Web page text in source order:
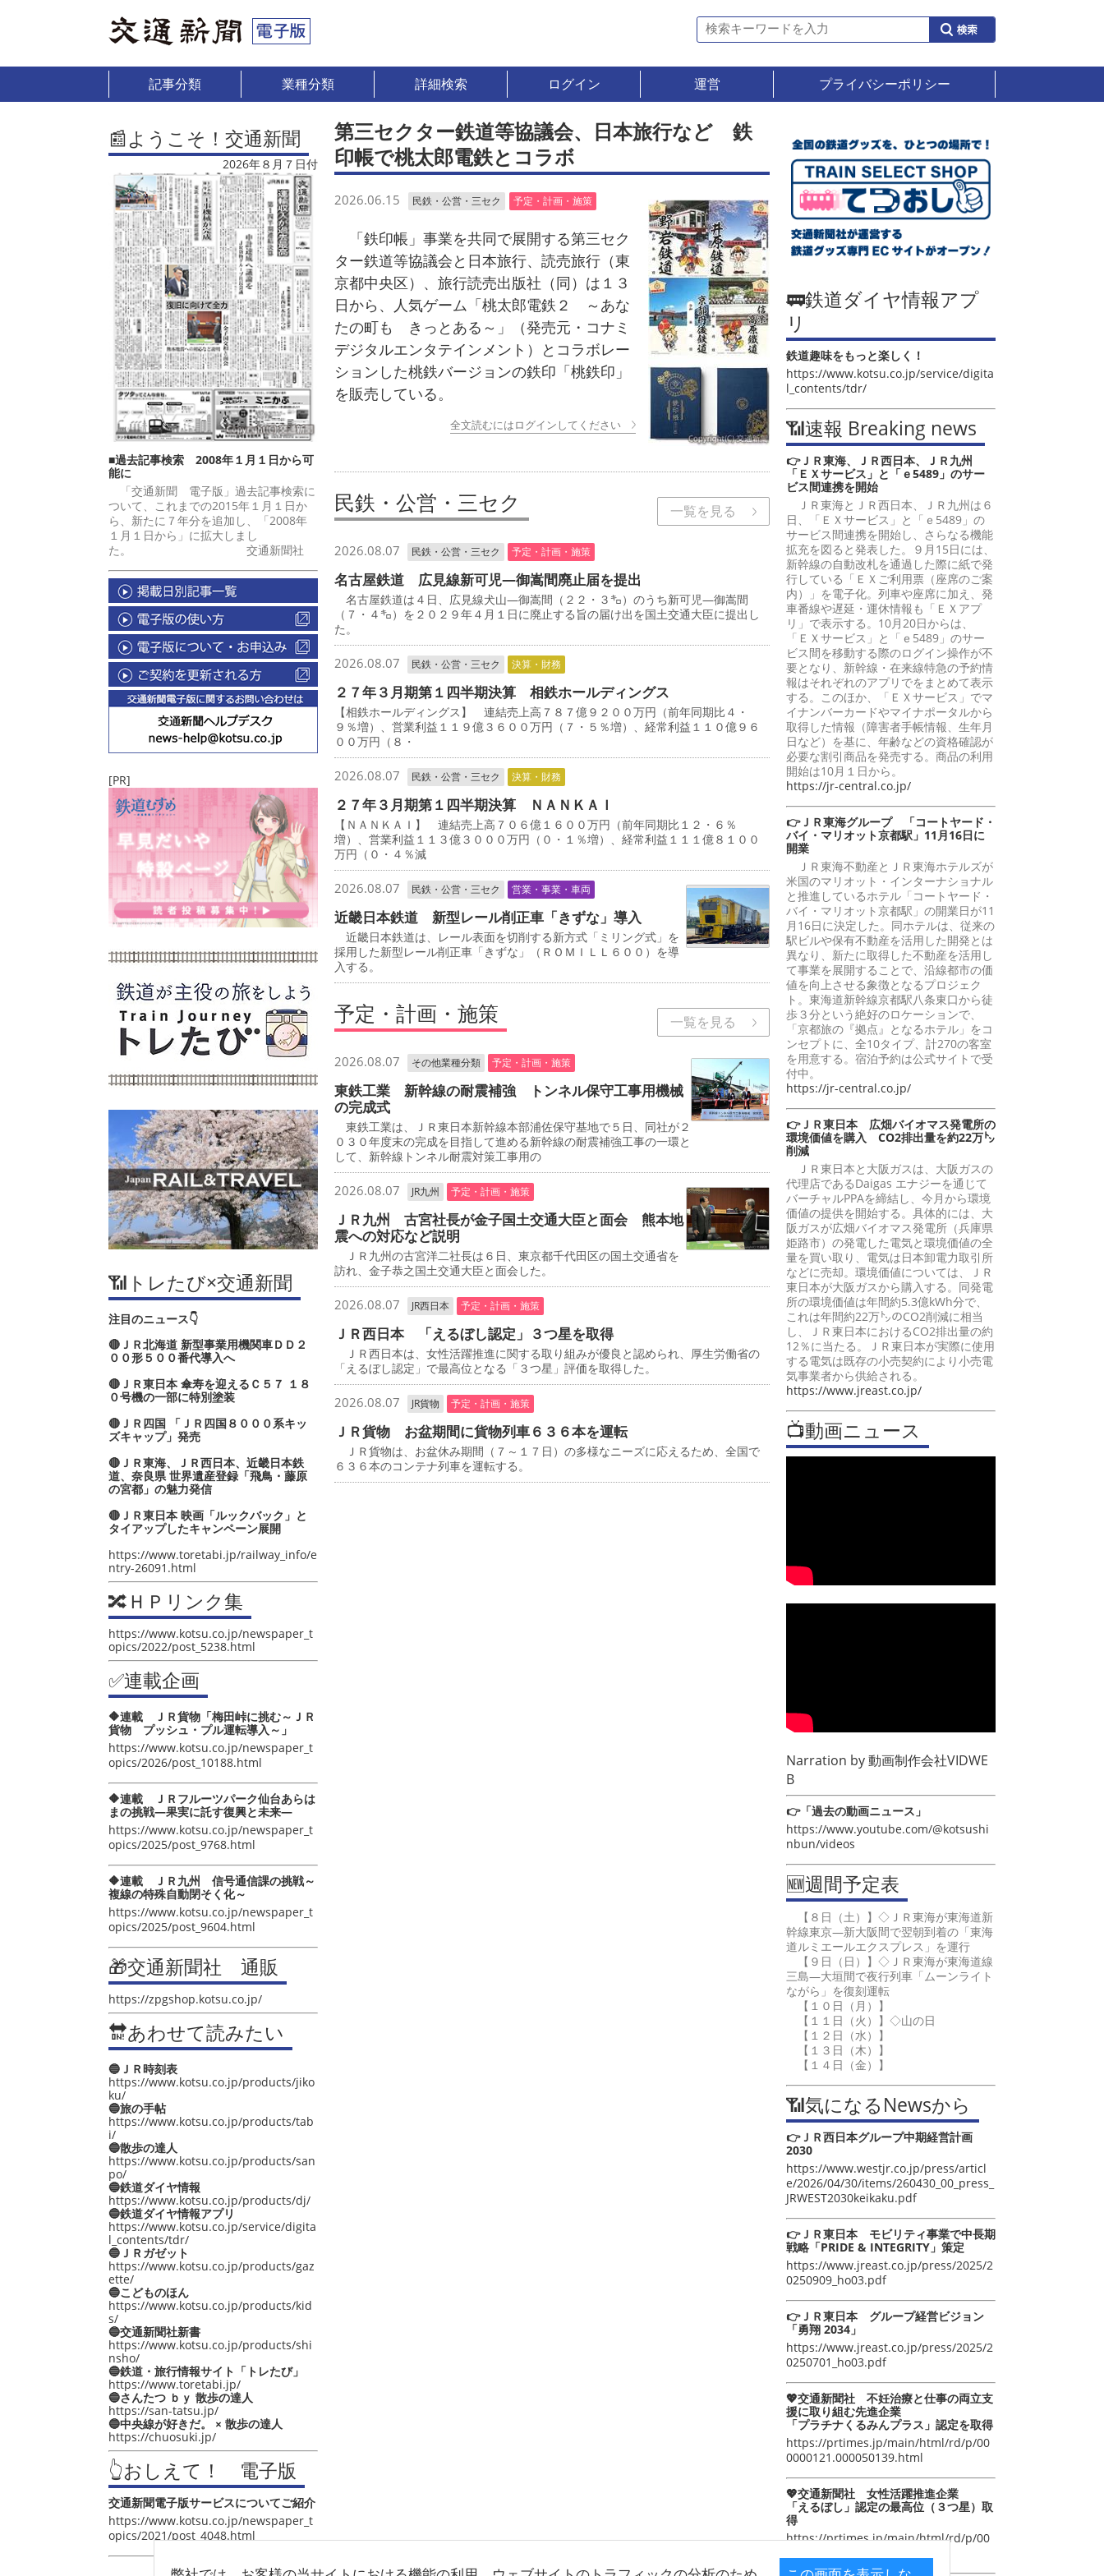
記事分類 業種分類 詳細検索 ログイン 運営 プライバシーポリシー
📰ようこそ！交通新聞
2026年８月７日付
■過去記事検索 2008年１月１日から可
能に
「交通新聞 電子版」過去記事検索に
ついて、これまでの2015年１月１日か
ら、新たに７年分を追加し、「2008年
１月１日から」に拡大しまし
た。 交通新聞社
[PR]
📶トレたび×交通新聞
注目のニュース👇
🔴ＪＲ北海道 新型事業用機関車ＤＤ２
００形５００番代導入へ
🔴ＪＲ東日本 傘寿を迎えるＣ５７ １８
０号機の一部に特別塗装
🔴ＪＲ四国 「ＪＲ四国８０００系キッ
ズキャップ」発売
🔴ＪＲ東海、ＪＲ西日本、近畿日本鉄
道、奈良県 世界遺産登録「飛鳥・藤原
の宮都」の魅力発信
🔴ＪＲ東日本 映画「ルックバック」と
タイアップしたキャンペーン展開
https://www.toretabi.jp/railway_info/e
ntry-26091.html
🔀ＨＰリンク集
https://www.kotsu.co.jp/newspaper_t
opics/2022/post_5238.html
✅連載企画
🔶連載 ＪＲ貨物「梅田峠に挑む～ＪＲ
貨物 プッシュ・プル運転導入～」
https://www.kotsu.co.jp/newspaper_t
opics/2026/post_10188.html
🔶連載 ＪＲフルーツパーク仙台あらは
まの挑戦―果実に託す復興と未来―
https://www.kotsu.co.jp/newspaper_t
opics/2025/post_9768.html
🔶連載 ＪＲ九州 信号通信課の挑戦～
複線の特殊自動閉そく化～
https://www.kotsu.co.jp/newspaper_t
opics/2025/post_9604.html
🎁交通新聞社 通販
https://zpgshop.kotsu.co.jp/
🔛あわせて読みたい
🔵ＪＲ時刻表
https://www.kotsu.co.jp/products/jiko
ku/
🔵旅の手帖
https://www.kotsu.co.jp/products/tab
i/
🔵散歩の達人
https://www.kotsu.co.jp/products/san
po/
🔵鉄道ダイヤ情報
https://www.kotsu.co.jp/products/dj/
🔵鉄道ダイヤ情報アプリ
https://www.kotsu.co.jp/service/digita
l_contents/tdr/
🔵ＪＲガゼット
https://www.kotsu.co.jp/products/gaz
ette/
🔵こどものほん
https://www.kotsu.co.jp/products/kid
s/
🔵交通新聞社新書
https://www.kotsu.co.jp/products/shi
nsho/
🔵鉄道・旅行情報サイト「トレたび」
https://www.toretabi.jp/
🔵さんたつ ｂｙ 散歩の達人
https://san-tatsu.jp/
🔵中央線が好きだ。 × 散歩の達人
https://chuosuki.jp/
👆おしえて！ 電子版
交通新聞電子版サービスについてご紹介
https://www.kotsu.co.jp/newspaper_t
opics/2021/post_4048.html
第三セクター鉄道等協議会、日本旅行など 鉄
印帳で桃太郎電鉄とコラボ
2026.06.15 民鉄・公営・三セク 予定・計画・施策
「鉄印帳」事業を共同で展開する第三セク
ター鉄道等協議会と日本旅行、読売旅行（東
京都中央区）、旅行読売出版社（同）は１３
日から、人気ゲーム「桃太郎電鉄２ ～あな
たの町も きっとある～」（発売元・コナミ
デジタルエンタテインメント）とコラボレー
ションした桃鉄バージョンの鉄印「桃鉄印」
を販売している。
全文読むにはログインしてください
民鉄・公営・三セク 一覧を見る
2026.08.07 民鉄・公営・三セク 予定・計画・施策
名古屋鉄道 広見線新可児―御嵩間廃止届を提出
名古屋鉄道は４日、広見線犬山―御嵩間（２２・３㌔）のうち新可児―御嵩間
（７・４㌔）を２０２９年４月１日に廃止する旨の届け出を国土交通大臣に提出し
た。
2026.08.07 民鉄・公営・三セク 決算・財務
２７年３月期第１四半期決算 相鉄ホールディングス
【相鉄ホールディングス】 連結売上高７８７億９２００万円（前年同期比４・
９％増）、営業利益１１９億３６００万円（７・５％増）、経常利益１１０億９６
００万円（８・
2026.08.07 民鉄・公営・三セク 決算・財務
２７年３月期第１四半期決算 ＮＡＮＫＡＩ
【ＮＡＮＫＡＩ】 連結売上高７０６億１６００万円（前年同期比１２・６％
増）、営業利益１１３億３０００万円（０・１％増）、経常利益１１１億８１００
万円（０・４％減
2026.08.07 民鉄・公営・三セク 営業・事業・車両
近畿日本鉄道 新型レール削正車「きずな」導入
近畿日本鉄道は、レール表面を切削する新方式「ミリング式」を
採用した新型レール削正車「きずな」（ＲＯＭＩＬＬ６００）を導
入する。
予定・計画・施策 一覧を見る
2026.08.07 その他業種分類 予定・計画・施策
東鉄工業 新幹線の耐震補強 トンネル保守工事用機械
の完成式
東鉄工業は、ＪＲ東日本新幹線本部浦佐保守基地で５日、同社が２
０３０年度末の完成を目指して進める新幹線の耐震補強工事の一環と
して、新幹線トンネル耐震対策工事用の
2026.08.07 JR九州 予定・計画・施策
ＪＲ九州 古宮社長が金子国土交通大臣と面会 熊本地
震への対応など説明
ＪＲ九州の古宮洋二社長は６日、東京都千代田区の国土交通省を
訪れ、金子恭之国土交通大臣と面会した。
2026.08.07 JR西日本 予定・計画・施策
ＪＲ西日本 「えるぼし認定」３つ星を取得
ＪＲ西日本は、女性活躍推進に関する取り組みが優良と認められ、厚生労働省の
「えるぼし認定」で最高位となる「３つ星」評価を取得した。
2026.08.07 JR貨物 予定・計画・施策
ＪＲ貨物 お盆期間に貨物列車６３６本を運転
ＪＲ貨物は、お盆休み期間（７～１７日）の多様なニーズに応えるため、全国で
６３６本のコンテナ列車を運転する。
🚃鉄道ダイヤ情報アプ
リ
鉄道趣味をもっと楽しく！
https://www.kotsu.co.jp/service/digita
l_contents/tdr/
📶速報 Breaking news
👉ＪＲ東海、ＪＲ西日本、ＪＲ九州
「ＥＸサービス」と「ｅ5489」のサー
ビス間連携を開始
ＪＲ東海とＪＲ西日本、ＪＲ九州は６
日、「ＥＸサービス」と「ｅ5489」の
サービス間連携を開始し、さらなる機能
拡充を図ると発表した。９月15日には、
新幹線の自動改札を通過した際に紙で発
行している「ＥＸご利用票（座席のご案
内）」を電子化。列車や座席に加え、発
車番線や遅延・運休情報も「ＥＸアプ
リ」で表示する。10月20日からは、
「ＥＸサービス」と「ｅ5489」のサー
ビス間を移動する際のログイン操作が不
要となり、新幹線・在来線特急の予約情
報はそれぞれのアプリでをまとめて表示
する。このほか、「ＥＸサービス」でマ
イナンバーカードやマイナポータルから
取得した情報（障害者手帳情報、生年月
日など）を基に、年齢などの資格確認が
必要な割引商品を発売する。商品の利用
開始は10月１日から。
https://jr-central.co.jp/
👉ＪＲ東海グループ 「コートヤード・
バイ・マリオット京都駅」11月16日に
開業
ＪＲ東海不動産とＪＲ東海ホテルズが
米国のマリオット・インターナショナル
と推進しているホテル「コートヤード・
バイ・マリオット京都駅」の開業日が11
月16日に決定した。同ホテルは、従来の
駅ビルや保有不動産を活用した開発とは
異なり、新たに取得した不動産を活用し
て事業を展開することで、沿線都市の価
値を向上させる象徴となるプロジェク
ト。東海道新幹線京都駅八条東口から徒
歩３分という絶好のロケーションで、
「京都旅の『拠点』となるホテル」をコ
ンセプトに、全10タイプ、計270の客室
を用意する。宿泊予約は公式サイトで受
付中。
https://jr-central.co.jp/
👉ＪＲ東日本 広畑バイオマス発電所の
環境価値を購入 CO2排出量を約22万㌧
削減
ＪＲ東日本と大阪ガスは、大阪ガスの
代理店であるDaigas エナジーを通じて
バーチャルPPAを締結し、今月から環境
価値の提供を開始する。具体的には、大
阪ガスが広畑バイオマス発電所（兵庫県
姫路市）の発電した電気と環境価値の全
量を買い取り、電気は日本卸電力取引所
などに売却。環境価値については、ＪＲ
東日本が大阪ガスから購入する。同発電
所の環境価値は年間約5.3億kWh分で、
これは年間約22万㌧のCO2削減に相当
し、ＪＲ東日本におけるCO2排出量の約
12％に当たる。ＪＲ東日本が実際に使用
する電気は既存の小売契約により小売電
気事業者から供給される。
https://www.jreast.co.jp/
📺動画ニュース
Narration by動画制作会社VIDWE
B
👉「過去の動画ニュース」
https://www.youtube.com/@kotsushi
nbun/videos
🆕週間予定表
【８日（土）】◇ＪＲ東海が東海道新
幹線東京―新大阪間で翌朝到着の「東海
道ルミエールエクスプレス」を運行
【９日（日）】◇ＪＲ東海が東海道線
三島―大垣間で夜行列車「ムーンライト
ながら」を復刻運転
【１０日（月）】
【１１日（火）】◇山の日
【１２日（水）】
【１３日（木）】
【１４日（金）】
📶気になるNewsから
👉ＪＲ西日本グループ中期経営計画
2030
https://www.westjr.co.jp/press/articl
e/2026/04/30/items/260430_00_press_
JRWEST2030keikaku.pdf
👉ＪＲ東日本 モビリティ事業で中長期
戦略「PRIDE & INTEGRITY」策定
https://www.jreast.co.jp/press/2025/2
0250909_ho03.pdf
👉ＪＲ東日本 グループ経営ビジョン
「勇翔 2034」
https://www.jreast.co.jp/press/2025/2
0250701_ho03.pdf
💖交通新聞社 不妊治療と仕事の両立支
援に取り組む先進企業
「プラチナくるみんプラス」認定を取得
https://prtimes.jp/main/html/rd/p/00
0000121.000050139.html
💖交通新聞社 女性活躍推進企業
「えるぼし」認定の最高位（３つ星）取
得
https://prtimes.jp/main/html/rd/p/00